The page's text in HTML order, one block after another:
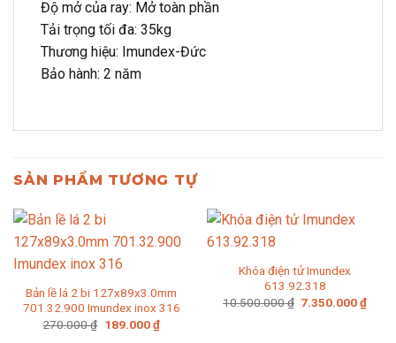
Độ mở của ray: Mở toàn phần
Tải trọng tối đa: 35kg
Thương hiệu: Imundex-Đức
Bảo hành: 2 năm
SẢN PHẨM TƯƠNG TỰ
Bản lề lá 2 bi 127x89x3.0mm
701.32.900 Imundex inox 316
270.000₫ Giá
189.000₫Giá
hiện
Khóa điện tử Imundex
613.92.318
10.500.000₫ Giá
7.350.000₫Giá